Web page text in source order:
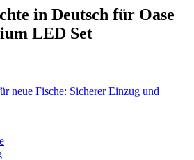
in Deutsch für Oase
LED Set
neue Fische: Sicherer Einzug und